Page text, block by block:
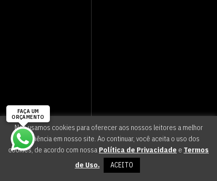
Nós usamos cookies para oferecer aos nossos leitores a melhor
experiência em nosso site. Ao continuar, você aceita o uso dos
cookies, de acordo com nossa Política de Privacidade e Termos
de Uso.
ACEITO